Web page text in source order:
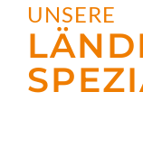
UNSERE